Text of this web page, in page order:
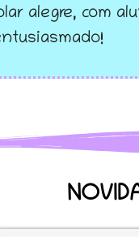
alegre, com